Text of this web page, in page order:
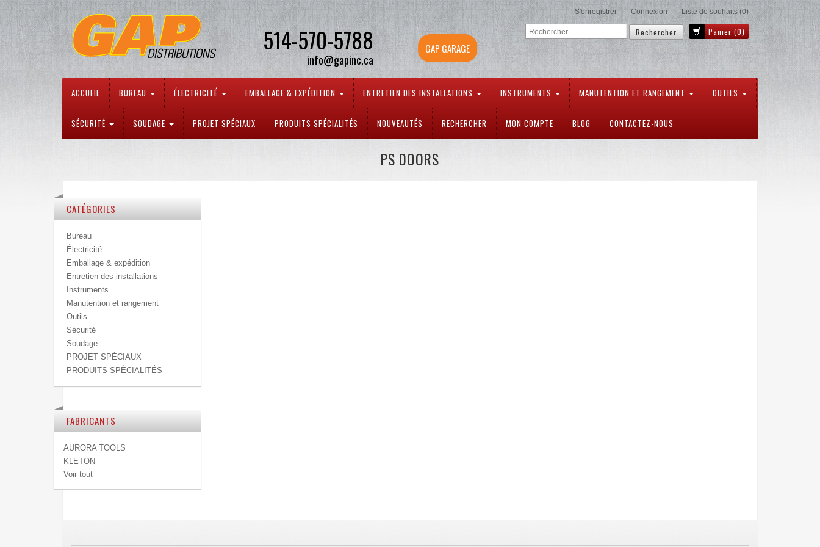
514-570-5788
info@gapinc.ca
GAP GARAGE
S'enregistrer Connexion Liste de souhaits (0)
Panier (0)
ACCUEIL BUREAU ÉLECTRICITÉ EMBALLAGE & EXPÉDITION ENTRETIEN DES INSTALLATIONS INSTRUMENTS MANUTENTION ET RANGEMENT OUTILS
SÉCURITÉ SOUDAGE PROJET SPÉCIAUX PRODUITS SPÉCIALITÉS NOUVEAUTÉS RECHERCHER MON COMPTE BLOG CONTACTEZ-NOUS
PS DOORS
CATÉGORIES
Bureau
Électricité
Emballage & expédition
Entretien des installations
Instruments
Manutention et rangement
Outils
Sécurité
Soudage
PROJET SPÉCIAUX
PRODUITS SPÉCIALITÉS
FABRICANTS
AURORA TOOLS
KLETON
Voir tout